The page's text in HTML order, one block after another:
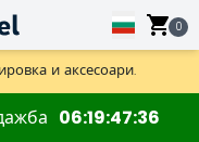
0
над 59 €.
карти и декорации.
и аксесоари.
06 19 47 35